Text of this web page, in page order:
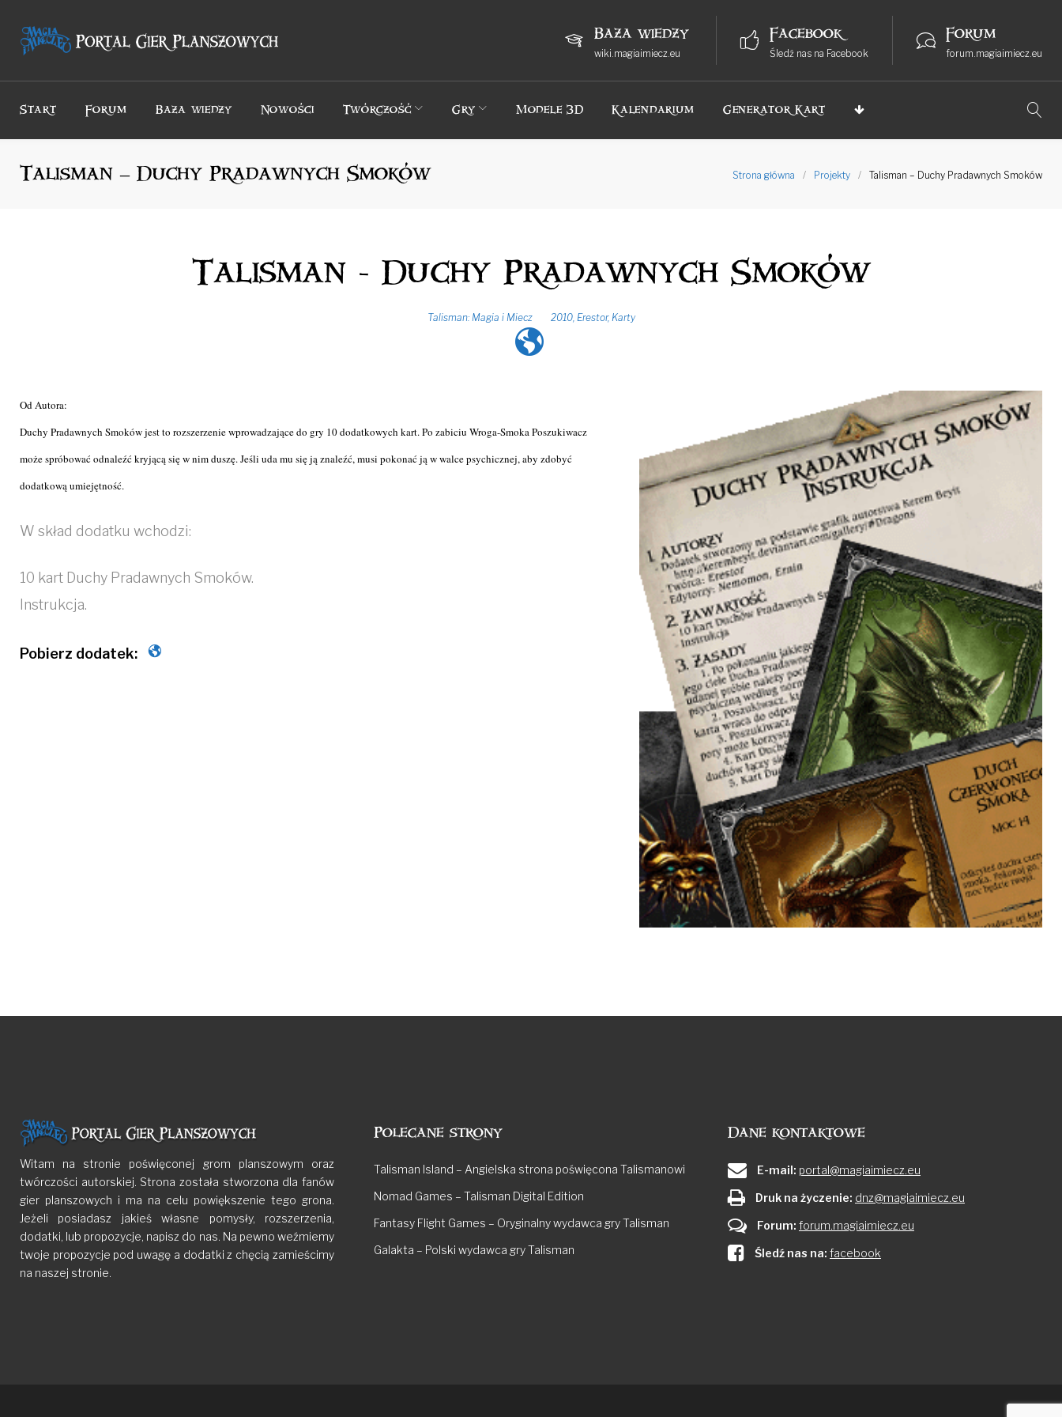
Baza wiedzy
wiki.magiaimiecz.eu
Facebook
Śledź nas na Facebook
Forum
forum.magiaimiecz.eu
Start Forum Baza wiedzy Nowości Twórczość Gry Modele 3D Kalendarium Generator Kart
Talisman – Duchy Pradawnych Smoków Strona główna / Projekty / Talisman – Duchy Pradawnych Smoków
Talisman - Duchy Pradawnych Smoków
Talisman: Magia i Miecz 2010, Erestor, Karty
Od Autora:
Duchy Pradawnych Smoków jest to rozszerzenie wprowadzające do gry 10 dodatkowych kart. Po zabiciu Wroga-Smoka Poszukiwacz
może spróbować odnaleźć kryjącą się w nim duszę. Jeśli uda mu się ją znaleźć, musi pokonać ją w walce psychicznej, aby zdobyć
dodatkową umiejętność.
W skład dodatku wchodzi:
10 kart Duchy Pradawnych Smoków.
Instrukcja.
Witam na stronie poświęconej grom planszowym oraz
twórczości autorskiej. Strona została stworzona dla fanów
gier planszowych i ma na celu powiększenie tego grona.
Jeżeli posiadasz jakieś własne pomysły, rozszerzenia,
dodatki, lub propozycje, napisz do nas. Na pewno weźmiemy
twoje propozycje pod uwagę a dodatki z chęcią zamieścimy
na naszej stronie.
Polecane strony
Talisman Island – Angielska strona poświęcona Talismanowi
Nomad Games – Talisman Digital Edition
Fantasy Flight Games – Oryginalny wydawca gry Talisman
Galakta – Polski wydawca gry Talisman
Dane kontaktowe
E-mail: portal@magiaimiecz.eu
Druk na życzenie: dnz@magiaimiecz.eu
Forum: forum.magiaimiecz.eu
Śledź nas na: facebook